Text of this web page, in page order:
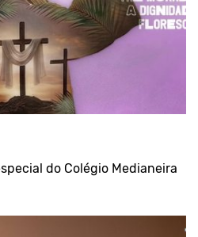
do Colégio Medianeira